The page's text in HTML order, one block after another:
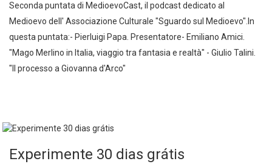
Seconda puntata di MedioevoCast, il podcast dedicato al
Medioevo dell' Associazione Culturale "Sguardo sul Medioevo".In
questa puntata:- Pierluigi Papa. Presentatore- Emiliano Amici.
"Mago Merlino in Italia, viaggio tra fantasia e realtà" - Giulio Talini.
"Il processo a Giovanna d'Arco"
Experimente 30 dias grátis